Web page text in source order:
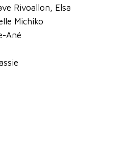
Rivoallon, Elsa
Michiko
Ané